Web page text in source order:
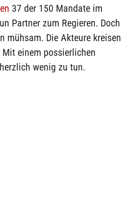
37 der 150 Mandate im
Partner zum Regieren. Doch
mühsam. Die Akteure kreisen
einem possierlichen
wenig zu tun.